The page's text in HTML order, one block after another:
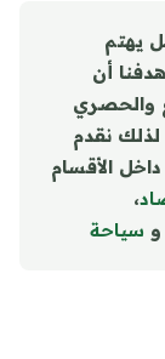
يهتم
أن
والحصري
لذلك نقدم
الأقسام
،
و سياحة